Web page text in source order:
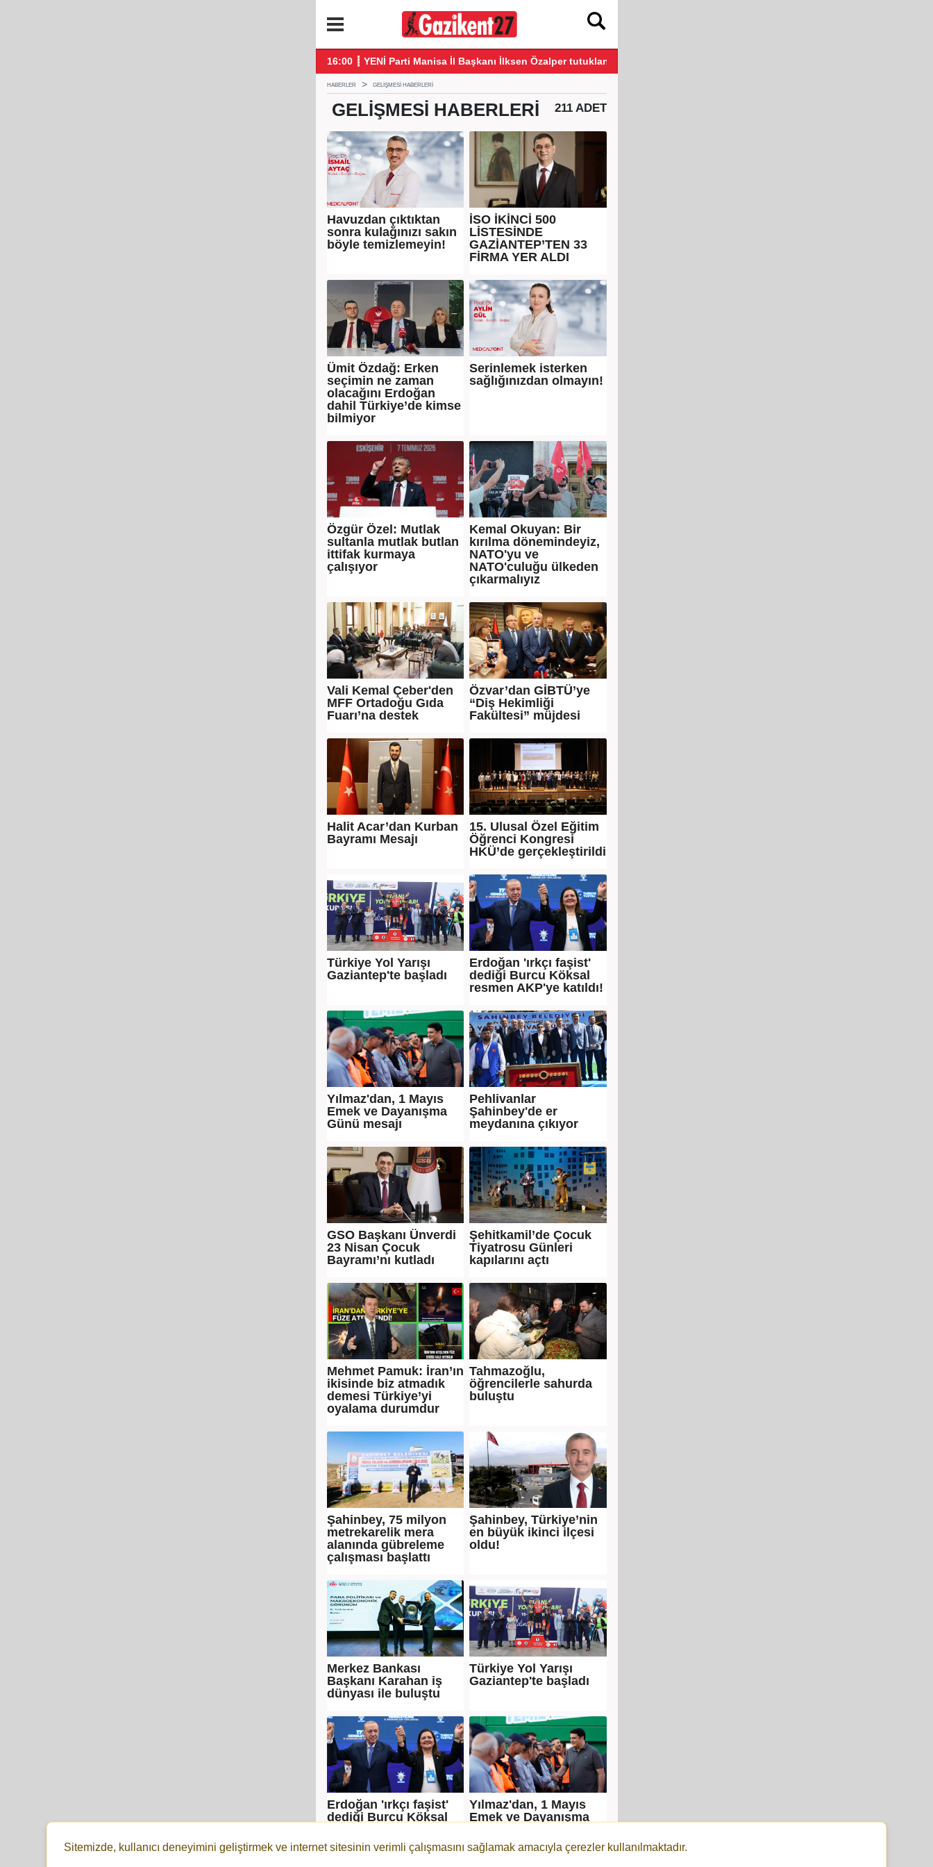
16:00 ┋ YENİ Parti Manisa İl Başkanı İlksen Özalper tutuklandı21:26 ┋ Çerçeve yasa Adalet Komisyonu’nda kabul edildi! 20:18 ┋ YENİ Parti'ye 9 günde 138 bin kişi 300 milyon bağış yaptı
HABERLER GELIŞMESI HABERLERI
GELIŞMESI HABERLERI 211 ADET
Havuzdan çıktıktan
sonra kulağınızı sakın
böyle temizlemeyin!
İSO İKİNCİ 500
LİSTESİNDE
GAZİANTEP’TEN 33
FİRMA YER ALDI
Ümit Özdağ: Erken
seçimin ne zaman
olacağını Erdoğan
dahil Türkiye’de kimse
bilmiyor
Serinlemek isterken
sağlığınızdan olmayın!
Özgür Özel: Mutlak
sultanla mutlak butlan
ittifak kurmaya
çalışıyor
Kemal Okuyan: Bir
kırılma dönemindeyiz,
NATO'yu ve
NATO'culuğu ülkeden
çıkarmalıyız
Vali Kemal Çeber'den
MFF Ortadoğu Gıda
Fuarı’na destek
Özvar’dan GİBTÜ’ye
“Diş Hekimliği
Fakültesi” müjdesi
Halit Acar’dan Kurban
Bayramı Mesajı
15. Ulusal Özel Eğitim
Öğrenci Kongresi
HKÜ’de gerçekleştirildi
Türkiye Yol Yarışı
Gaziantep'te başladı
Erdoğan 'ırkçı faşist'
dediği Burcu Köksal
resmen AKP'ye katıldı!
Yılmaz'dan, 1 Mayıs
Emek ve Dayanışma
Günü mesajı
Pehlivanlar
Şahinbey'de er
meydanına çıkıyor
GSO Başkanı Ünverdi
23 Nisan Çocuk
Bayramı’nı kutladı
Şehitkamil’de Çocuk
Tiyatrosu Günleri
kapılarını açtı
Mehmet Pamuk: İran’ın
ikisinde biz atmadık
demesi Türkiye’yi
oyalama durumdur
Tahmazoğlu,
öğrencilerle sahurda
buluştu
Şahinbey, 75 milyon
metrekarelik mera
alanında gübreleme
çalışması başlattı
Şahinbey, Türkiye’nin
en büyük ikinci ilçesi
oldu!
Merkez Bankası
Başkanı Karahan iş
dünyası ile buluştu
Türkiye Yol Yarışı
Gaziantep'te başladı
Erdoğan 'ırkçı faşist'
dediği Burcu Köksal
Yılmaz'dan, 1 Mayıs
Emek ve Dayanışma
Sitemizde, kullanıcı deneyimini geliştirmek ve internet sitesinin verimli çalışmasını sağlamak amacıyla çerezler kullanılmaktadır.